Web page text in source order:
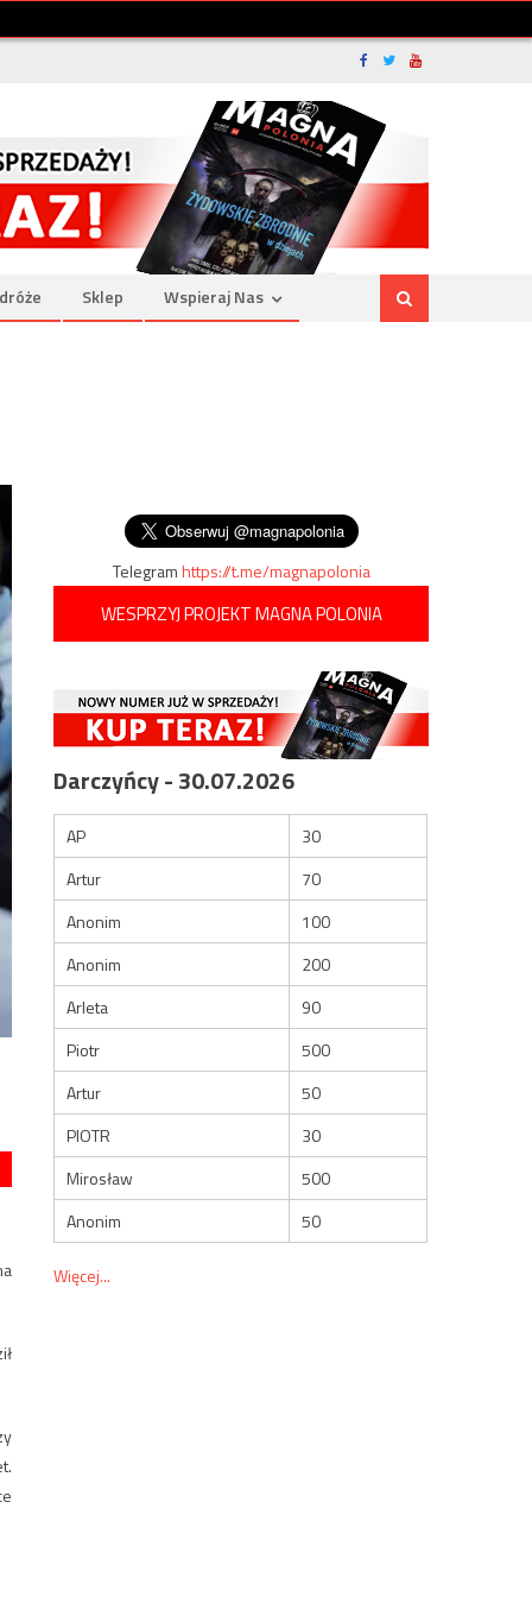
Sklep Wspieraj Nas
Telegramhttps://t.me/magnapolonia
WESPRZYJ PROJEKT MAGNA POLONIA
Darczyńcy - 30.07.2026
AP
30
Artur
70
Anonim
100
Anonim
200
Arleta
90
Piotr
500
Artur
50
PIOTR
30
Mirosław
500
Anonim
50
Więcej...